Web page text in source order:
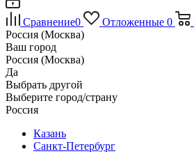
Сравнение0 Отложенные 0
Россия (Москва)
Ваш город
Россия (Москва)
Да
Выбрать другой
Выберите город/страну
Россия
Казань
Санкт-Петербург